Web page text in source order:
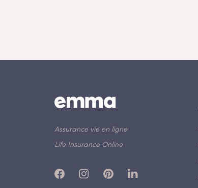
Assurance vie en ligne
Life Insurance Online